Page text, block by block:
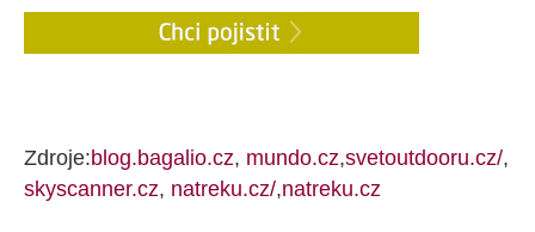
Zdroje:blog.bagalio.cz, mundo.cz,svetoutdooru.cz/,
skyscanner.cz, natreku.cz/,natreku.cz